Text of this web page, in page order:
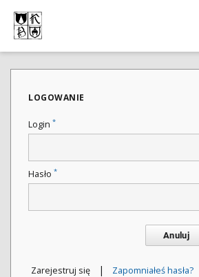
LOGOWANIE
Login *
Hasło *
Anuluj
Zarejestruj się | Zapomniałeś hasła?